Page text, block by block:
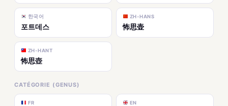
한국어
포트데스
ZH-HANS
怖思壶
ZH-HANT
怖思壺
CATÉGORIE (GENUS)
FR EN